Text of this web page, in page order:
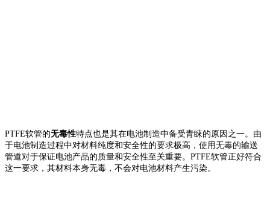
PTFE软管的无毒性特点也是其在电池制造中备受青睐的原因之一。由
于电池制造过程中对材料纯度和安全性的要求极高，使用无毒的输送
管道对于保证电池产品的质量和安全性至关重要。PTFE软管正好符合
这一要求，其材料本身无毒，不会对电池材料产生污染。